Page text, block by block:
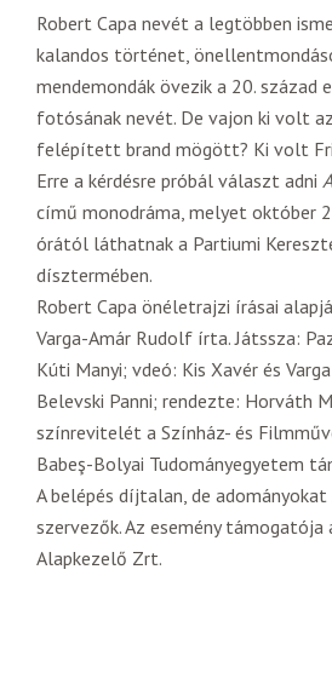
Robert Capa nevét a legtöbben
kalandos történet,
mendemondák övezik a 20. század
fotósának nevét. De vajon ki volt
felépített brand mögött? Ki volt
Erre a kérdésre próbál választ adni
című monodráma, melyet október
órától láthatnak a Partiumi
dísztermében.
Robert Capa önéletrajzi írásai
Varga-Amár Rudolf írta. Játssza:
Kúti Manyi; vdeó: Kis Xavér és
Belevski Panni; rendezte: Horváth
színrevitelét a Színház- és
Babeş-Bolyai Tudományegyetem
A belépés díjtalan, de
szervezők. Az esemény támogatója
Alapkezelő Zrt.